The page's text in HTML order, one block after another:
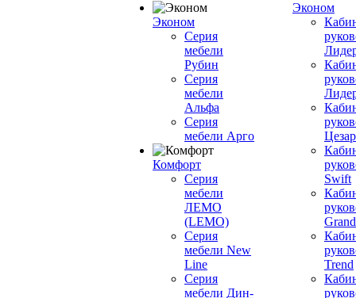
Эконом
Серия
мебели
Рубин
Серия
мебели
Альфа
Серия
мебели Арго
Комфорт
Серия
мебели
ЛЕМО
(LEMO)
Серия
мебели New
Line
Серия
мебели Дин-
Эконом
Swift
Grand
Trend